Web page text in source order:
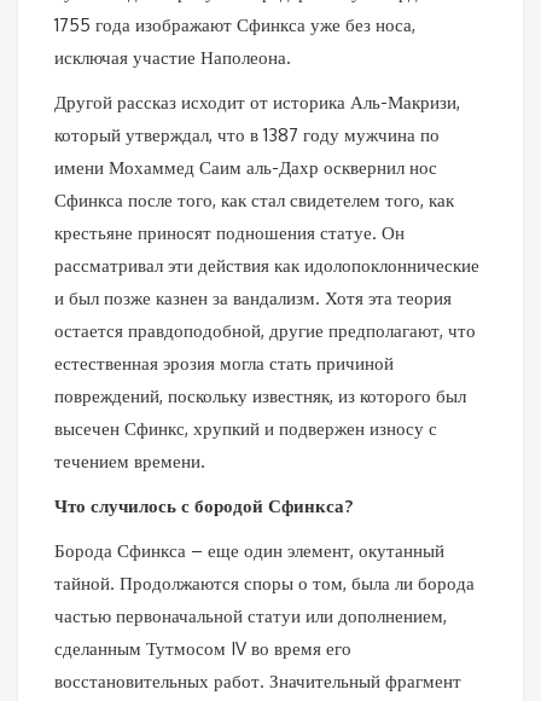
1755 года изображают Сфинкса уже без носа,
исключая участие Наполеона.
Другой рассказ исходит от историка Аль-Макризи,
который утверждал, что в 1387 году мужчина по
имени Мохаммед Саим аль-Дахр осквернил нос
Сфинкса после того, как стал свидетелем того, как
крестьяне приносят подношения статуе. Он
рассматривал эти действия как идолопоклоннические
и был позже казнен за вандализм. Хотя эта теория
остается правдоподобной, другие предполагают, что
естественная эрозия могла стать причиной
повреждений, поскольку известняк, из которого был
высечен Сфинкс, хрупкий и подвержен износу с
течением времени.
Что случилось с бородой Сфинкса?
Борода Сфинкса – еще один элемент, окутанный
тайной. Продолжаются споры о том, была ли борода
частью первоначальной статуи или дополнением,
сделанным Тутмосом IV во время его
восстановительных работ. Значительный фрагмент